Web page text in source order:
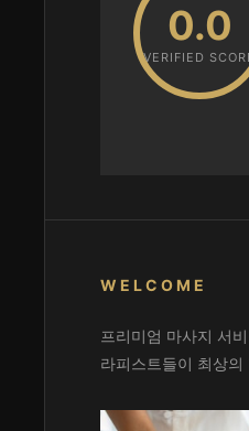
0.0
VERIFIED
WELCOME
프리미엄 마사지 서
라피스트들이 최상